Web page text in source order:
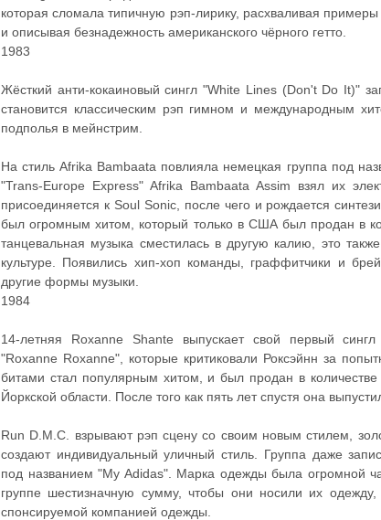
которая сломала типичную рэп-лирику, расхваливая
и описывая безнадежность американского чёрного гетто.
1983
Жёсткий анти-кокаиновый сингл "White Lines (Don't Do It)"
становится классическим рэп гимном и международным
подполья в мейнстрим.
На стиль Afrika Bambaata повлияла немецкая группа под
"Trans-Europe Express" Afrika Bambaata Assim взял их
присоединяется к Soul Sonic, после чего и рождается
был огромным хитом, который только в США был продан в
танцевальная музыка сместилась в другую калию, это
культуре. Появились хип-хоп команды, граффитчики и
другие формы музыки.
1984
14-летняя Roxanne Shante выпускает свой первый
"Roxanne Roxanne", которые критиковали Роксэйнн за
битами стал популярным хитом, и был продан в
Йоркской области. После того как пять лет спустя она
Run D.M.C. взрывают рэп сцену со своим новым стилем,
создают индивидуальный уличный стиль. Группа даже
под названием "My Adidas". Марка одежды была огромной
группе шестизначную сумму, чтобы они носили их
спонсируемой компанией одежды.